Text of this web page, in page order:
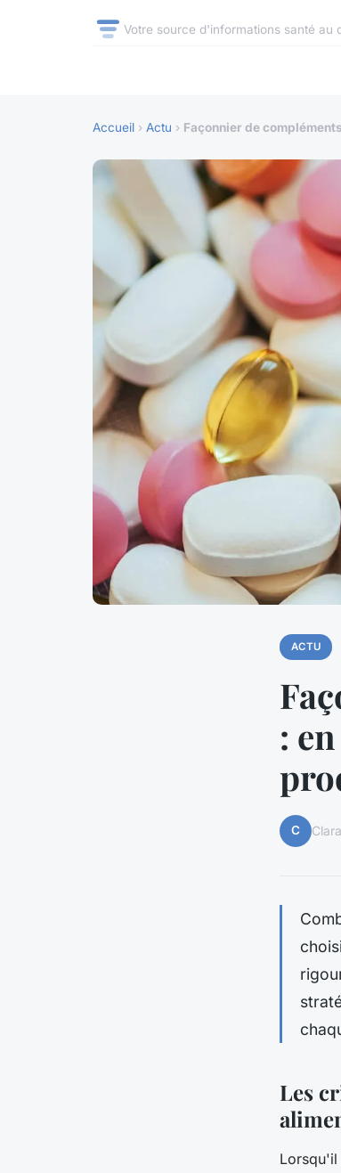
Votre source d'informations santé au
Accueil › Actu › Façonnier de
ACTU
:
C Clara
Les